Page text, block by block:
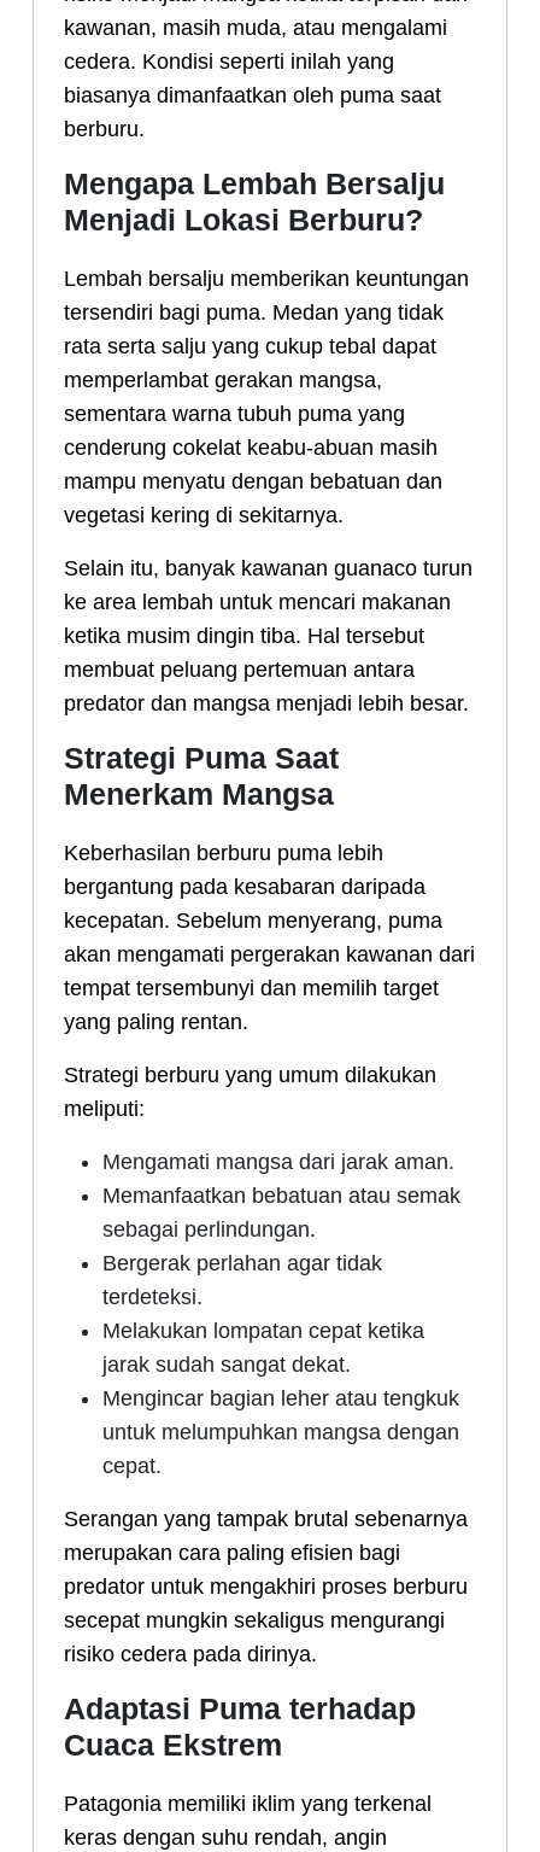
kawanan, masih muda, atau mengalami
cedera. Kondisi seperti inilah yang
biasanya dimanfaatkan oleh puma saat
berburu.
Mengapa Lembah Bersalju
Menjadi Lokasi Berburu?
Lembah bersalju memberikan keuntungan
tersendiri bagi puma. Medan yang tidak
rata serta salju yang cukup tebal dapat
memperlambat gerakan mangsa,
sementara warna tubuh puma yang
cenderung cokelat keabu-abuan masih
mampu menyatu dengan bebatuan dan
vegetasi kering di sekitarnya.
Selain itu, banyak kawanan guanaco turun
ke area lembah untuk mencari makanan
ketika musim dingin tiba. Hal tersebut
membuat peluang pertemuan antara
predator dan mangsa menjadi lebih besar.
Strategi Puma Saat
Menerkam Mangsa
Keberhasilan berburu puma lebih
bergantung pada kesabaran daripada
kecepatan. Sebelum menyerang, puma
akan mengamati pergerakan kawanan dari
tempat tersembunyi dan memilih target
yang paling rentan.
Strategi berburu yang umum dilakukan
meliputi:
Mengamati mangsa dari jarak aman.
Memanfaatkan bebatuan atau semak
sebagai perlindungan.
Bergerak perlahan agar tidak
terdeteksi.
Melakukan lompatan cepat ketika
jarak sudah sangat dekat.
Mengincar bagian leher atau tengkuk
untuk melumpuhkan mangsa dengan
cepat.
Serangan yang tampak brutal sebenarnya
merupakan cara paling efisien bagi
predator untuk mengakhiri proses berburu
secepat mungkin sekaligus mengurangi
risiko cedera pada dirinya.
Adaptasi Puma terhadap
Cuaca Ekstrem
Patagonia memiliki iklim yang terkenal
keras dengan suhu rendah, angin